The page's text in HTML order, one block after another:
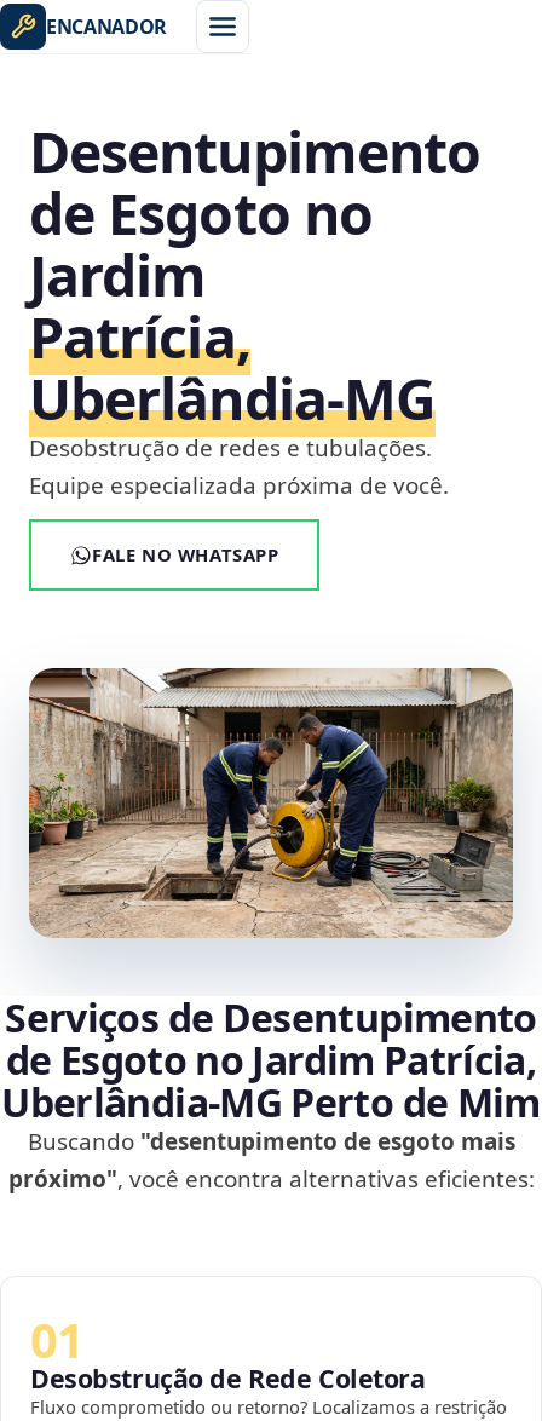
ENCANADOR
Desentupimento
de Esgoto no
Jardim
Patrícia,
Uberlândia‑MG
Desobstrução de redes e tubulações.
Equipe especializada próxima de você.
FALE NO WHATSAPP
Serviços de Desentupimento
de Esgoto no Jardim Patrícia,
Uberlândia‑MG Perto de Mim
Buscando "desentupimento de esgoto mais
próximo", você encontra alternativas eficientes:
01
Desobstrução de Rede Coletora
Fluxo comprometido ou retorno? Localizamos a restrição